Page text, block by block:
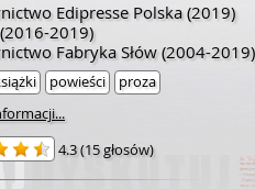
Edipresse Polska(2019)
(2016-2019)
Fabryka Słów (2004-2019)
powieści
proza
4.3(15 głosów)